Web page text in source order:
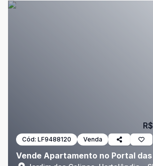
Cód: LF9488120 Venda
Vende Apartamento no Portal